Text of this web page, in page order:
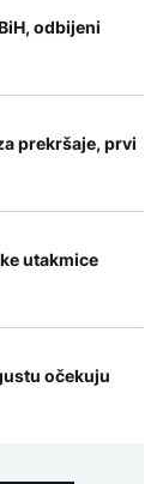
odbijeni
prekršaje, prvi
utakmice
očekuju